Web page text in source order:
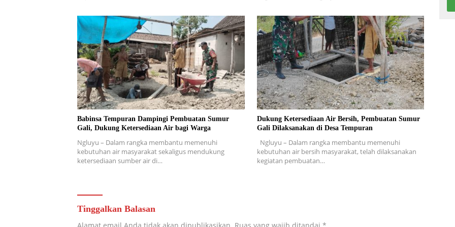
Babinsa Tempuran Dampingi Pembuatan Sumur
Gali, Dukung Ketersediaan Air bagi Warga
Ngluyu – Dalam rangka membantu memenuhi
kebutuhan air masyarakat sekaligus mendukung
ketersediaan sumber air di…
Dukung Ketersediaan Air Bersih, Pembuatan Sumur
Gali Dilaksanakan di Desa Tempuran
Ngluyu – Dalam rangka membantu memenuhi
kebutuhan air bersih masyarakat, telah dilaksanakan
kegiatan pembuatan…
Tinggalkan Balasan